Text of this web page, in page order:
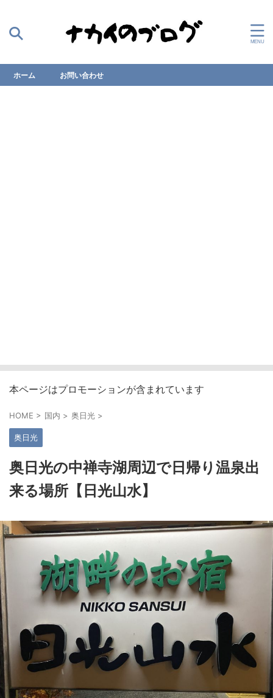
ホーム お問い合わせ
本ページはプロモーションが含まれています
HOME > 国内 > 奥日光 >
奥日光
奥日光の中禅寺湖周辺で日帰り温泉出
来る場所【日光山水】